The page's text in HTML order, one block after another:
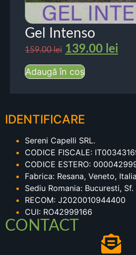
Gel Intenso
159.00lei 139.00 lei
Adaugă în coș
IDENTIFICARE
Sereni Capelli SRL.
CODICE FISCALE:
CODICE ESTERO:
Fabrica: Resana, Veneto, Italia
Sediu Romania: Bucuresti,
RECOM: J2020010944400
CUI: RO42999166
CONTACT